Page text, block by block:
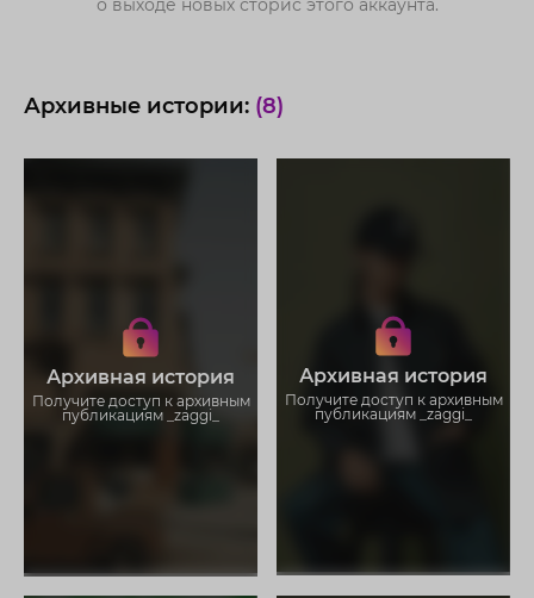
о выходе новых сторис этого аккаунта.
Архивные истории: (8)
Архивная история
Получите доступ к архивным
публикациям _zaggi_
Получите доступ к архивным
историям _zaggi_
Не отвлекайтесь на рекламу
Загружайте истории без
ограничений
Архивная история
Получите доступ к архивным
публикациям _zaggi_
Получите доступ к архивным
историям _zaggi_
Не отвлекайтесь на рекламу
Загружайте истории без
ограничений